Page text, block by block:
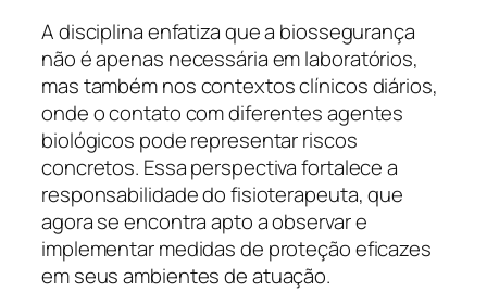
A disciplina enfatiza que a biossegurança
não é apenas necessária em laboratórios,
mas também nos contextos clínicos diários,
onde o contato com diferentes agentes
biológicos pode representar riscos
concretos. Essa perspectiva fortalece a
responsabilidade do fisioterapeuta, que
agora se encontra apto a observar e
implementar medidas de proteção eficazes
em seus ambientes de atuação.